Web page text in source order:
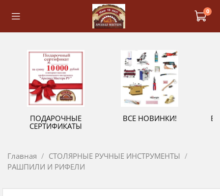
0
ПОДАРОЧНЫЕ
СЕРТИФИКАТЫ
ВСЕ НОВИНКИ!
Главная
СТОЛЯРНЫЕ РУЧНЫЕ ИНСТРУМЕНТЫ
РАШПИЛИ И РИФЕЛИ